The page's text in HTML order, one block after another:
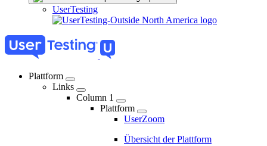
UserTesting
Plattform
Links
Column 1
Plattform
UserZoom
Übersicht der Plattform